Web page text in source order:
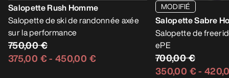
Salopette Rush Homme
Salopette de ski de randonnée axée
sur la performance
750,00 €
375,00 €- 450,00 €
MODIFIÉ
Salopette Sabre
Salopette de
ePE
700,00 €
350,00 €-